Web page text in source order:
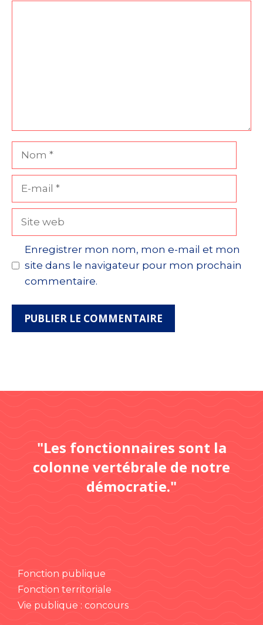
Nom
Site
Enregistrer mon nom, mon e-mail et mon
site dans le navigateur pour mon prochain
commentaire.
"Les fonctionnaires sont la
colonne vertébrale de notre
démocratie."
Fonction publique
Fonction territoriale
Vie publique : concours